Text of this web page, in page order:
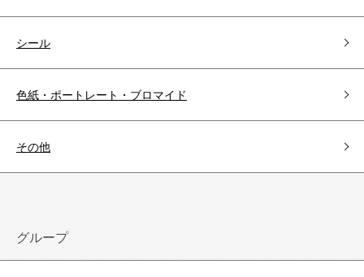
シール
色紙・ポートレート・ブロマイド
その他
グループ